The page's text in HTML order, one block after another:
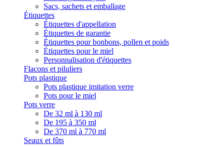
Sacs, sachets et emballage
Étiquettes
Étiquettes d'appellation
Étiquettes de garantie
Étiquettes pour bonbons, pollen et poids
Étiquettes pour le miel
Personnalisation d'étiquettes
Flacons et piluliers
Pots plastique
Pots plastique imitation verre
Pots pour le miel
Pots verre
De 32 ml à 130 ml
De 195 à 350 ml
De 370 ml à 770 ml
Seaux et fûts